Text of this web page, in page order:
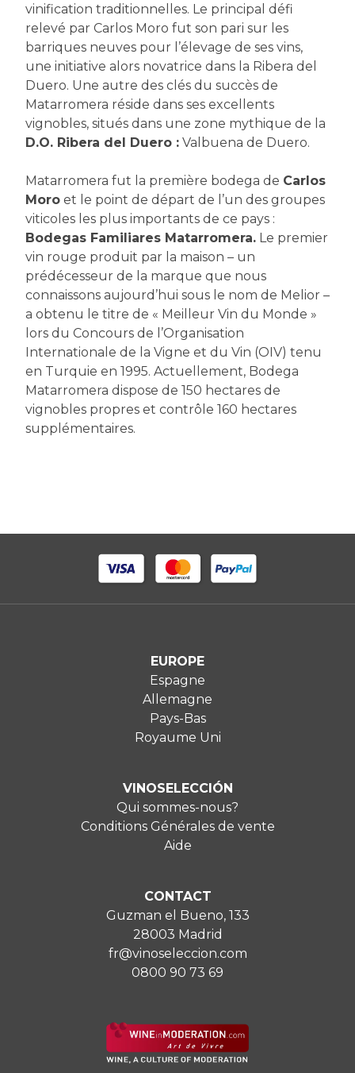
vinification traditionnelles. Le principal défi
relevé par Carlos Moro fut son pari sur les
barriques neuves pour l’élevage de ses vins,
une initiative alors novatrice dans la Ribera del
Duero. Une autre des clés du succès de
Matarromera réside dans ses excellents
vignobles, situés dans une zone mythique de la
D.O. Ribera del Duero : Valbuena de Duero.
Matarromera fut la première bodega de Carlos
Moro et le point de départ de l’un des groupes
viticoles les plus importants de ce pays :
Bodegas Familiares Matarromera. Le premier
vin rouge produit par la maison – un
prédécesseur de la marque que nous
connaissons aujourd’hui sous le nom de Melior –
a obtenu le titre de « Meilleur Vin du Monde »
lors du Concours de l’Organisation
Internationale de la Vigne et du Vin (OIV) tenu
en Turquie en 1995. Actuellement, Bodega
Matarromera dispose de 150 hectares de
vignobles propres et contrôle 160 hectares
supplémentaires.
EUROPE
Espagne
Allemagne
Pays-Bas
Royaume Uni
VINOSELECCIÓN
Qui sommes-nous?
Conditions Générales de vente
Aide
CONTACT
Guzman el Bueno, 133
28003 Madrid
fr@vinoseleccion.com
0800 90 73 69